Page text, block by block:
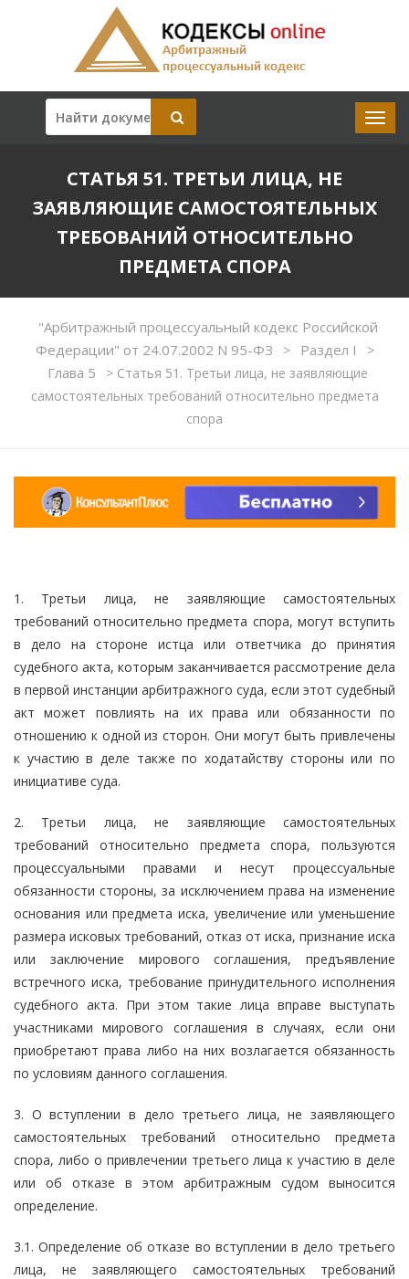
СТАТЬЯ 51. ТРЕТЬИ ЛИЦА, НЕ
ЗАЯВЛЯЮЩИЕ САМОСТОЯТЕЛЬНЫХ
ТРЕБОВАНИЙ ОТНОСИТЕЛЬНО
ПРЕДМЕТА СПОРА
"Арбитражный процессуальный кодекс Российской
Федерации" от 24.07.2002 N 95-ФЗ
> Раздел I >
Глава 5 > Статья 51. Третьи лица, не заявляющие
самостоятельных требований относительно предмета
спора
1. Третьи лица, не заявляющие самостоятельных
требований относительно предмета спора, могут вступить
в дело на стороне истца или ответчика до принятия
судебного акта, которым заканчивается рассмотрение дела
в первой инстанции арбитражного суда, если этот судебный
акт может повлиять на их права или обязанности по
отношению к одной из сторон. Они могут быть привлечены
к участию в деле также по ходатайству стороны или по
инициативе суда.
2. Третьи лица, не заявляющие самостоятельных
требований относительно предмета спора, пользуются
процессуальными правами и несут процессуальные
обязанности стороны, за исключением права на изменение
основания или предмета иска, увеличение или уменьшение
размера исковых требований, отказ от иска, признание иска
или заключение мирового соглашения, предъявление
встречного иска, требование принудительного исполнения
судебного акта. При этом такие лица вправе выступать
участниками мирового соглашения в случаях, если они
приобретают права либо на них возлагается обязанность
по условиям данного соглашения.
3. О вступлении в дело третьего лица, не заявляющего
самостоятельных требований относительно предмета
спора, либо о привлечении третьего лица к участию в деле
или об отказе в этом арбитражным судом выносится
определение.
3.1. Определение об отказе во вступлении в дело третьего
лица, не заявляющего самостоятельных требований